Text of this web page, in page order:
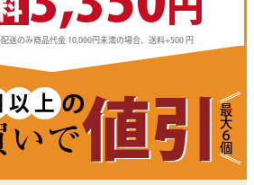
送のみ商品代金 10,000円未満の場合、送料+500 円
以 上 の
いで値引 最大６個